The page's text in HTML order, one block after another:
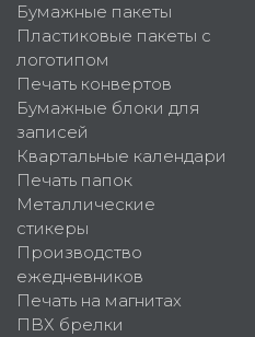
Бумажные пакеты
Пластиковые пакеты с
логотипом
Печать конвертов
Бумажные блоки для
записей
Квартальные календари
Печать папок
Металлические
стикеры
Производство
ежедневников
Печать на магнитах
ПВХ брелки